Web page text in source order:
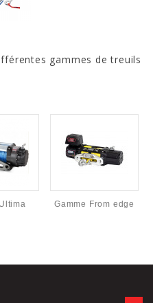
gammes de treuils
Gamme From edge